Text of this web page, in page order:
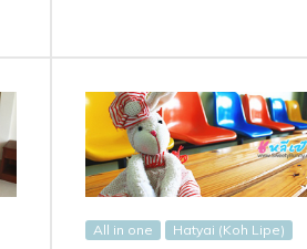
All in one
Hatyai (Koh Lipe)